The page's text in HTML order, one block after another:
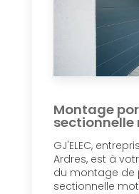
Montage
sectionnelle
GJ'ELEC,
Ardres, est à
du montage de
sectionnelle